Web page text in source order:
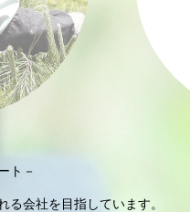
ト－
会社を目指しています。